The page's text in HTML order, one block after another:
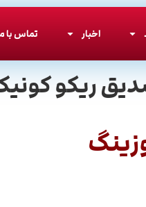
اخبار تماس با
ریکو